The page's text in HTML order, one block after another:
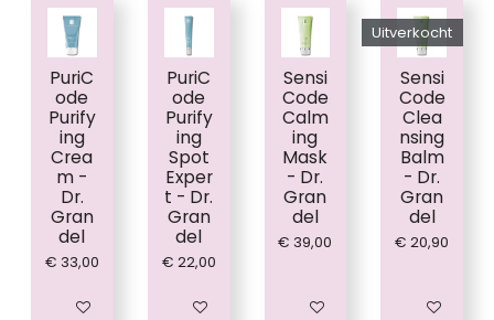
PuriC
ode
Purify
ing
Crea
m -
Dr.
Gran
del
€ 33,00
In winkelwagen
PuriC
ode
Purify
ing
Spot
Exper
t - Dr.
Gran
del
€ 22,00
In winkelwagen
Sensi
Code
Calm
ing
Mask
- Dr.
Gran
del
€ 39,00
In winkelwagen
Uitverkocht
Sensi
Code
Clea
nsing
Balm
- Dr.
Gran
del
€ 20,90
Houd mij